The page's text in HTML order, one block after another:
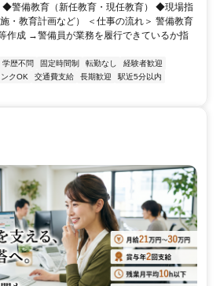
◆警備教育（新任教育・現任教育） ◆現場指
・教育計画など） ＜仕事の流れ＞ 警備教育
作成 →警備員が業務を履行できているか指
学歴不問 固定時間制 転勤なし
経験者歓迎
クOK 交通費支給 長期歓迎
駅近5分以内